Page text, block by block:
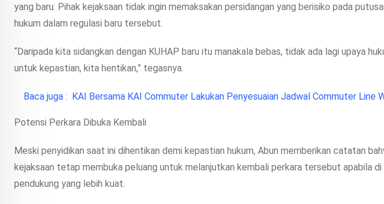
yang baru. Pihak kejaksaan tidak ingin memaksakan persidangan yang berisiko pada
hukum dalam regulasi baru tersebut.
“Daripada kita sidangkan dengan KUHAP baru itu manakala bebas, tidak ada lagi upaya
untuk kepastian, kita hentikan,” tegasnya.
Baca juga : KAI Bersama KAI Commuter Lakukan Penyesuaian Jadwal Commuter Line
Potensi Perkara Dibuka Kembali
Meski penyidikan saat ini dihentikan demi kepastian hukum, Abun memberikan catatan
kejaksaan tetap membuka peluang untuk melanjutkan kembali perkara tersebut apabila
pendukung yang lebih kuat.